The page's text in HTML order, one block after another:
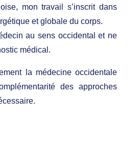
mon travail s’inscrit dans
et globale du corps.
au sens occidental et ne
médical.
la médecine occidentale
des approches